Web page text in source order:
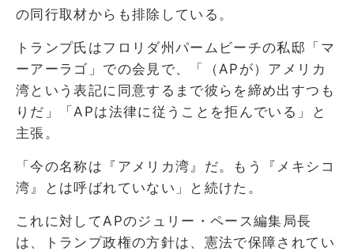
の同行取材からも排除している。
トランプ氏はフロリダ州パームビーチの私邸「マ
ーアーラゴ」での会見で、「（APが）アメリカ
湾という表記に同意するまで彼らを締め出すつも
りだ」「APは法律に従うことを拒んでいる」と
主張。
「今の名称は『アメリカ湾』だ。もう『メキシコ
湾』とは呼ばれていない」と続けた。
これに対してAPのジュリー・ペース編集局長
は、トランプ政権の方針は、憲法で保障されてい